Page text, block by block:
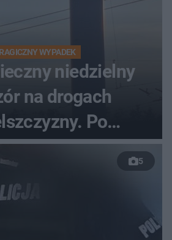
WYPADEK
niedzielny
na drogach
Po
manewrze
zginął
auta
5